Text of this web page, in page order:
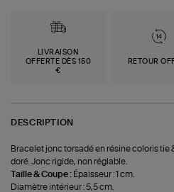
LIVRAISON
OFFERTE DÈS 150
€
RETOUR
DESCRIPTION
Bracelet jonc torsadé en résine coloris tie
doré. Jonc rigide, non réglable.
Taille & Coupe : Épaisseur : 1 cm.
Diamètre intérieur : 5,5 cm.